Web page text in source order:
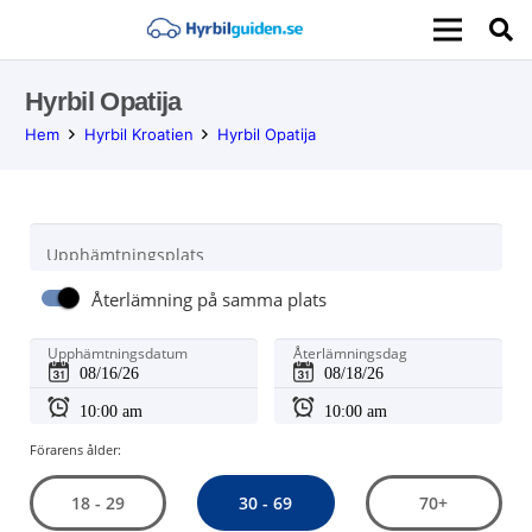
Hyrbil Opatija
Hem Hyrbil Kroatien Hyrbil Opatija
Upphämtningsplats
Återlämning på samma plats
Upphämtningsdatum Återlämningsdag
Förarens ålder:
18 - 29 30 - 69 70+